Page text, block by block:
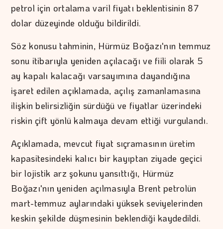
petrol için ortalama varil fiyatı beklentisinin 87
dolar düzeyinde olduğu bildirildi.
Söz konusu tahminin, Hürmüz Boğazı'nın temmuz
sonu itibarıyla yeniden açılacağı ve fiili olarak 5
ay kapalı kalacağı varsayımına dayandığına
işaret edilen açıklamada, açılış zamanlamasına
ilişkin belirsizliğin sürdüğü ve fiyatlar üzerindeki
riskin çift yönlü kalmaya devam ettiği vurgulandı.
Açıklamada, mevcut fiyat sıçramasının üretim
kapasitesindeki kalıcı bir kayıptan ziyade geçici
bir lojistik arz şokunu yansıttığı, Hürmüz
Boğazı'nın yeniden açılmasıyla Brent petrolün
mart-temmuz aylarındaki yüksek seviyelerinden
keskin şekilde düşmesinin beklendiği kaydedildi.